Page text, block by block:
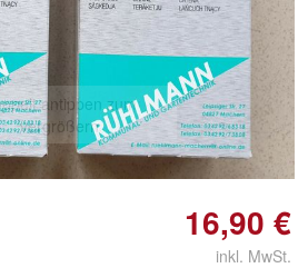
antippen zum
vergrößern
16,90 €
inkl. MwSt.